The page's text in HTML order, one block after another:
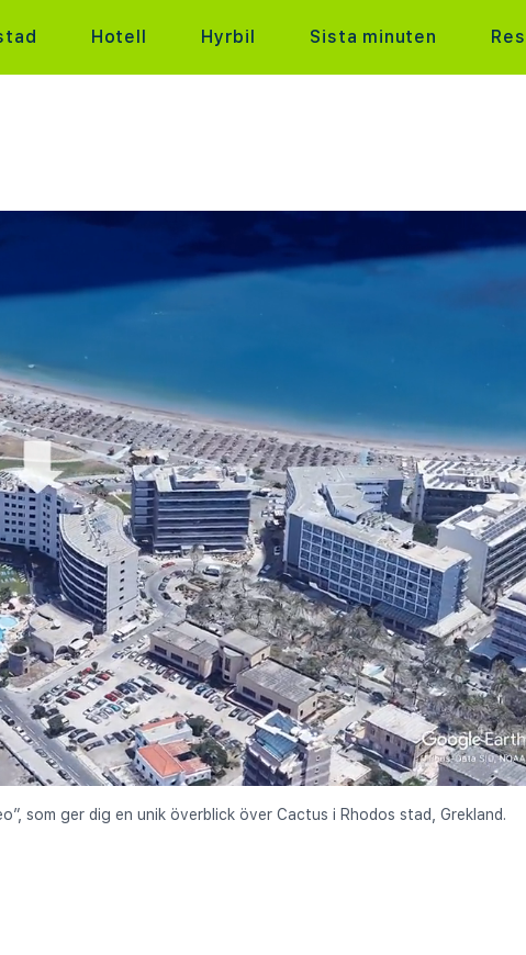
Hotell Hyrbil Sista minuten
som ger dig en unik överblick över Cactus i Rhodos stad, Grekland.